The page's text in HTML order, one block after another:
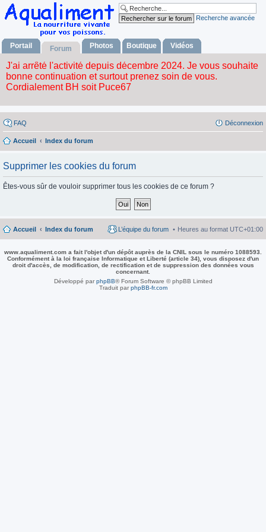
Recherche avancée
Portail Forum Photos Boutique Vidéos
FAQ Déconnexion
Accueil Index du forum
Supprimer les cookies du forum
Êtes-vous sûr de vouloir supprimer tous les cookies de ce forum ?
Accueil Index du forum Heures au format UTC+01:00
L’équipe du forum
www.aqualiment.com a fait l'objet d'un dépôt auprès de la CNIL sous le numéro 1088593.
Conformément à la loi française Informatique et Liberté (article 34), vous disposez d'un
droit d'accès, de modification, de rectification et de suppression des données vous
concernant.
Développé parphpBB® Forum Software © phpBB Limited
Traduit parphpBB-fr.com